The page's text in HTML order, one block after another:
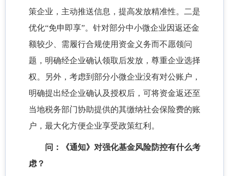
策企业，主动推送信息，提高发放精准性。二是
优化“免申即享”。针对部分中小微企业因返还金
额较少、需履行合规使用资金义务而不愿领问
题，明确经企业确认领取后发放，尊重企业选择
权。另外，考虑到部分小微企业没有对公账户，
明确提出经企业确认及授权后，可将资金返还至
当地税务部门协助提供的其缴纳社会保险费的账
户，最大化方便企业享受政策红利。
问：《通知》对强化基金风险防控有什么考
虑？